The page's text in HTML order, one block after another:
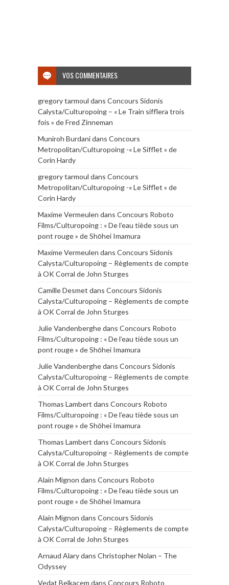
VOS COMMENTAIRES
gregory tarmoul dans Concours Sidonis
Calysta/Culturopoing – « Le Train sifflera trois
fois » de Fred Zinneman
Muniroh Burdanidans Concours
Metropolitan/Culturopoing -« Le Sifflet » de
Corin Hardy
gregory tarmoul dans Concours
Metropolitan/Culturopoing -« Le Sifflet » de
Corin Hardy
Maxime Vermeulen dans Concours Roboto
Films/Culturopoing : « De l’eau tiède sous un
pont rouge » de Shōhei Imamura
Maxime Vermeulen dans Concours Sidonis
Calysta/Culturopoing – Règlements de compte
à OK Corral de John Sturges
Camille Desmet dans Concours Sidonis
Calysta/Culturopoing – Règlements de compte
à OK Corral de John Sturges
Julie Vandenberghedans Concours Roboto
Films/Culturopoing : « De l’eau tiède sous un
pont rouge » de Shōhei Imamura
Julie Vandenberghedans Concours Sidonis
Calysta/Culturopoing – Règlements de compte
à OK Corral de John Sturges
Thomas Lambert dans Concours Roboto
Films/Culturopoing : « De l’eau tiède sous un
pont rouge » de Shōhei Imamura
Thomas Lambert dans Concours Sidonis
Calysta/Culturopoing – Règlements de compte
à OK Corral de John Sturges
Alain Mignon dans Concours Roboto
Films/Culturopoing : « De l’eau tiède sous un
pont rouge » de Shōhei Imamura
Alain Mignon dans Concours Sidonis
Calysta/Culturopoing – Règlements de compte
à OK Corral de John Sturges
Arnaud Alarydans Christopher Nolan – The
Odyssey
Vedat Belkacem dans Concours Roboto